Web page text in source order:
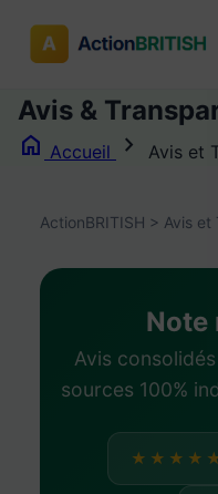
Avis &
home Accueil chevron_right Avis et
ActionBRITISH > Avis et
Note
Avis
sources 100%